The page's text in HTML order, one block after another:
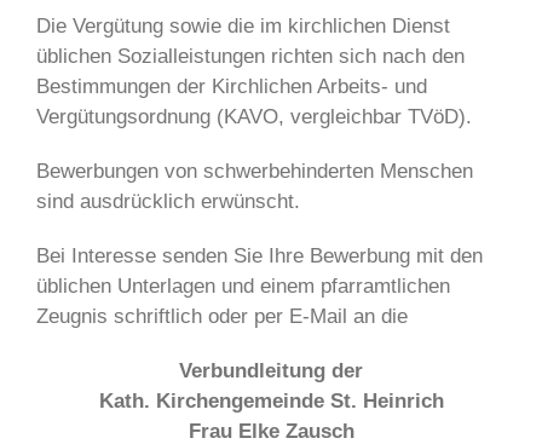
Die Vergütung sowie die im kirchlichen Dienst
üblichen Sozialleistungen richten sich nach den
Bestimmungen der Kirchlichen Arbeits- und
Vergütungsordnung (KAVO, vergleichbar TVöD).
Bewerbungen von schwerbehinderten Menschen
sind ausdrücklich erwünscht.
Bei Interesse senden Sie Ihre Bewerbung mit den
üblichen Unterlagen und einem pfarramtlichen
Zeugnis schriftlich oder per E-Mail an die
Verbundleitung der
Kath. Kirchengemeinde St. Heinrich
Frau Elke Zausch